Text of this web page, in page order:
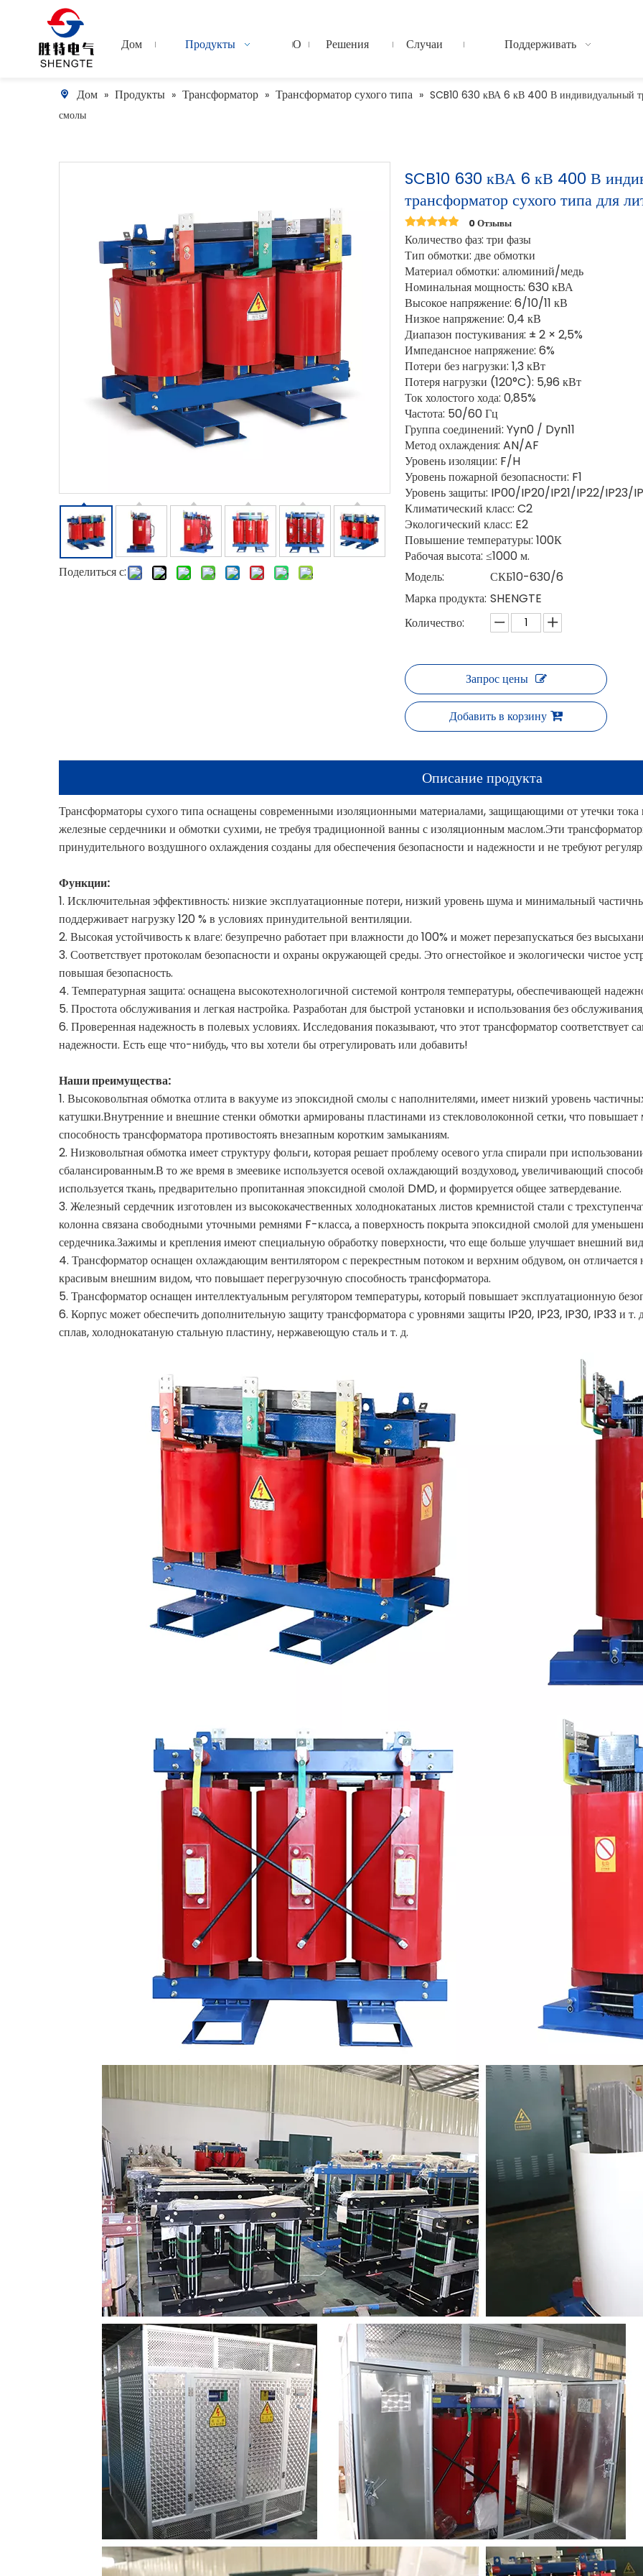
Дом Продукты О Решения Случаи Поддерживать
Дом » Продукты » Трансформатор » Трансформатор сухого типа » SCB10 630 кВА 6 кВ 400 В индивидуальный
смолы
Поделиться с:
SCB10 630 кВА 6 кВ 400 В
трансформатор сухого типа для
0 Отзывы
Количество фаз: три фазы
Тип обмотки: две обмотки
Материал обмотки: алюминий/медь
Номинальная мощность: 630 кВА
Высокое напряжение: 6/10/11 кВ
Низкое напряжение: 0,4 кВ
Диапазон постукивания: ± 2 × 2,5%
Импедансное напряжение: 6%
Потери без нагрузки: 1,3 кВт
Потеря нагрузки (120°C): 5,96 кВт
Ток холостого хода: 0,85%
Частота: 50/60 Гц
Группа соединений: Yyn0 / Dyn11
Метод охлаждения: AN/AF
Уровень изоляции: F/H
Уровень пожарной безопасности: F1
Уровень защиты: IP00/IP20/IP21/IP22/IP23/
Климатический класс: C2
Экологический класс: E2
Повышение температуры: 100К
Рабочая высота: ≤1000 м.
Модель:
СКБ10-630/6
Марка продукта: SHENGTE
Количество:
Запрос цены
Добавить в корзину
Описание продукта
Трансформаторы сухого типа оснащены современными изоляционными материалами, защищающими от утечки тока
железные сердечники и обмотки сухими, не требуя традиционной ванны с изоляционным маслом.Эти
принудительного воздушного охлаждения созданы для обеспечения безопасности и надежности и не требуют
Функции:
1. Исключительная эффективность: низкие эксплуатационные потери, низкий уровень шума и минимальный
поддерживает нагрузку 120 % в условиях принудительной вентиляции.
2. Высокая устойчивость к влаге: безупречно работает при влажности до 100% и может перезапускаться без
3. Соответствует протоколам безопасности и охраны окружающей среды. Это огнестойкое и экологически чистое
повышая безопасность.
4. Температурная защита: оснащена высокотехнологичной системой контроля температуры, обеспечивающей
5. Простота обслуживания и легкая настройка. Разработан для быстрой установки и использования без
6. Проверенная надежность в полевых условиях. Исследования показывают, что этот трансформатор
надежности. Есть еще что-нибудь, что вы хотели бы отрегулировать или добавить!
Наши преимущества:
1. Высоковольтная обмотка отлита в вакууме из эпоксидной смолы с наполнителями, имеет низкий уровень
катушки.Внутренние и внешние стенки обмотки армированы пластинами из стекловолоконной сетки, что
способность трансформатора противостоять внезапным коротким замыканиям.
2. Низковольтная обмотка имеет структуру фольги, которая решает проблему осевого угла спирали при
сбалансированным.В то же время в змеевике используется осевой охлаждающий воздуховод, увеличивающий
используется ткань, предварительно пропитанная эпоксидной смолой DMD, и формируется общее затвердевание.
3. Железный сердечник изготовлен из высококачественных холоднокатаных листов кремнистой стали с
колонна связана свободными уточными ремнями F-класса, а поверхность покрыта эпоксидной смолой для
сердечника.Зажимы и крепления имеют специальную обработку поверхности, что еще больше улучшает внешний
4. Трансформатор оснащен охлаждающим вентилятором с перекрестным потоком и верхним обдувом, он
красивым внешним видом, что повышает перегрузочную способность трансформатора.
5. Трансформатор оснащен интеллектуальным регулятором температуры, который повышает эксплуатационную
6. Корпус может обеспечить дополнительную защиту трансформатора с уровнями защиты IP20, IP23, IP30, IP33 и
сплав, холоднокатаную стальную пластину, нержавеющую сталь и т. д.